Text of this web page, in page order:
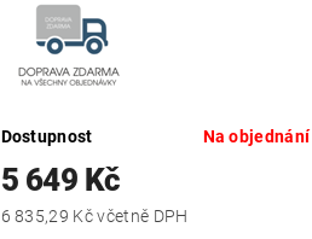
Dostupnost Na objednání
5 649 Kč
6 835,29 Kč včetně DPH